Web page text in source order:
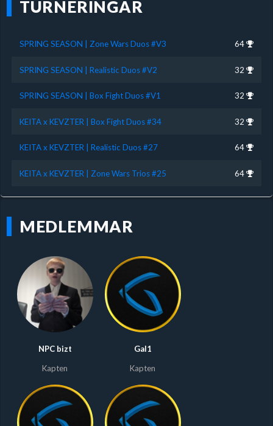
TURNERINGAR
SPRING SEASON | Zone Wars Duos #V3 64
SPRING SEASON | Realistic Duos #V2 32
SPRING SEASON | Box Fight Duos #V1 32
KEITA x KEVZTER | Box Fight Duos #34 32
KEITA x KEVZTER | Realistic Duos #27 64
KEITA x KEVZTER | Zone Wars Trios #25 64
MEDLEMMAR
NPC bizt
Kapten
Gal1
Kapten